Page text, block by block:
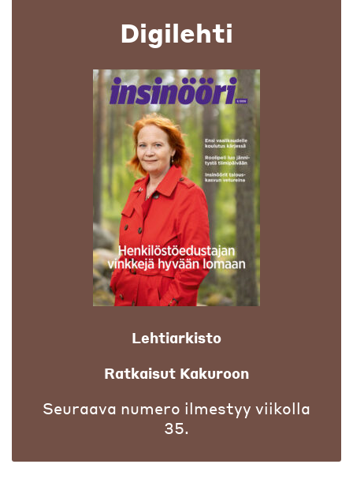
Digilehti
Lehtiarkisto
Ratkaisut Kakuroon
Seuraava numero ilmestyy viikolla
35.